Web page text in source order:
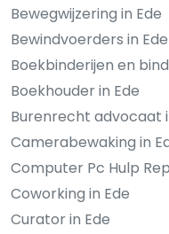
Bewegwijzering in Ede
Bewindvoerders in Ede
Boekbinderijen en
Boekhouder in Ede
Burenrecht advocaat
Camerabewaking in
Computer Pc Hulp
Coworking in Ede
Curator in Ede